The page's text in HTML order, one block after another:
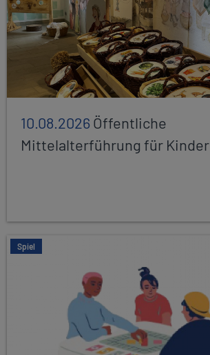
10.08.2026Öffentliche
Mittelalterführung für Kinder
Spiel